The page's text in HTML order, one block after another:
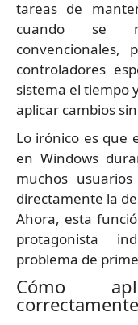
tareas de
cuando se
convencionales,
controladores
sistema el tiempo
aplicar cambios
Lo irónico es que
en Windows
muchos
directamente la
Ahora, esta
protagonista
problema de
Cómo
correctamente